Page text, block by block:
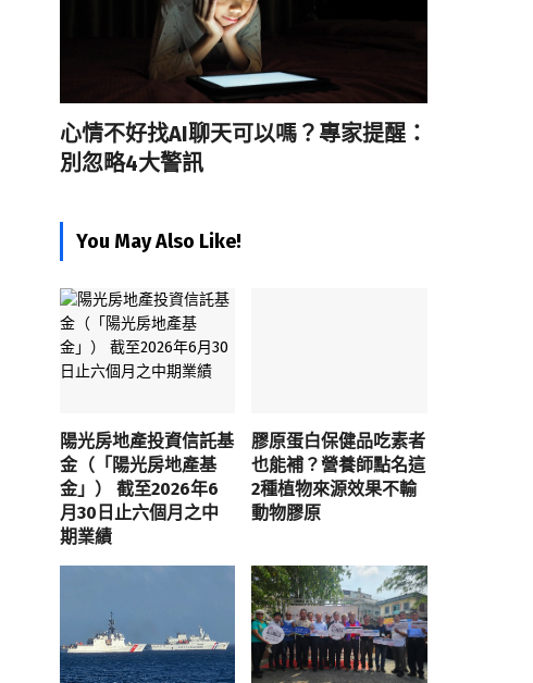
心情不好找AI聊天可以嗎？專家提醒：
別忽略4大警訊
You May Also Like!
陽光房地產投資信託基
金（「陽光房地產基
金」） 截至2026年6
月30日止六個月之中
期業績
膠原蛋白保健品吃素者
也能補？營養師點名這
2種植物來源效果不輸
動物膠原